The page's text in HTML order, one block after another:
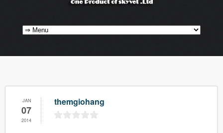
JAN
07
2014
themgiohang